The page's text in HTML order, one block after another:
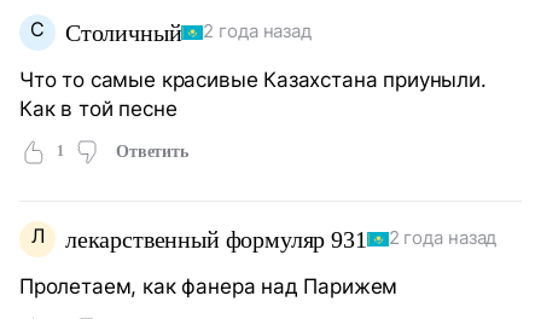
С Столичный 2 года назад
Что то самые красивые Казахстана приуныли.
Как в той песне
1 Ответить
Л лекарственный формуляр 931 2 года назад
Пролетаем, как фанера над Парижем